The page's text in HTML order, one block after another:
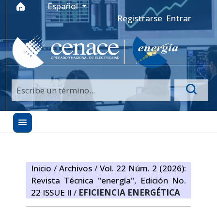
Ir al menú de navegación principal
Ir al contenido principal
Ir al pie de página del sitio
Idioma
Español
Registrarse Entrar
Inicio / Archivos / Vol. 22 Núm. 2 (2026):
Revista Técnica "energía", Edición No.
22 ISSUE II / EFICIENCIA ENERGÉTICA